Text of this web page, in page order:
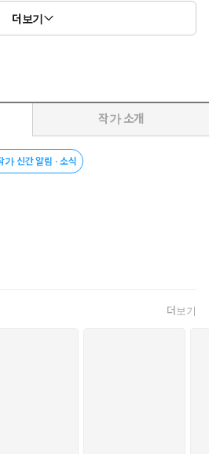
서 맨 처음 언급하는 것은 언제나 하나
적용되는 통제하는 원칙이 된다. 주님
더보기
작가 소개
가 신간 알림 · 소식
더보기